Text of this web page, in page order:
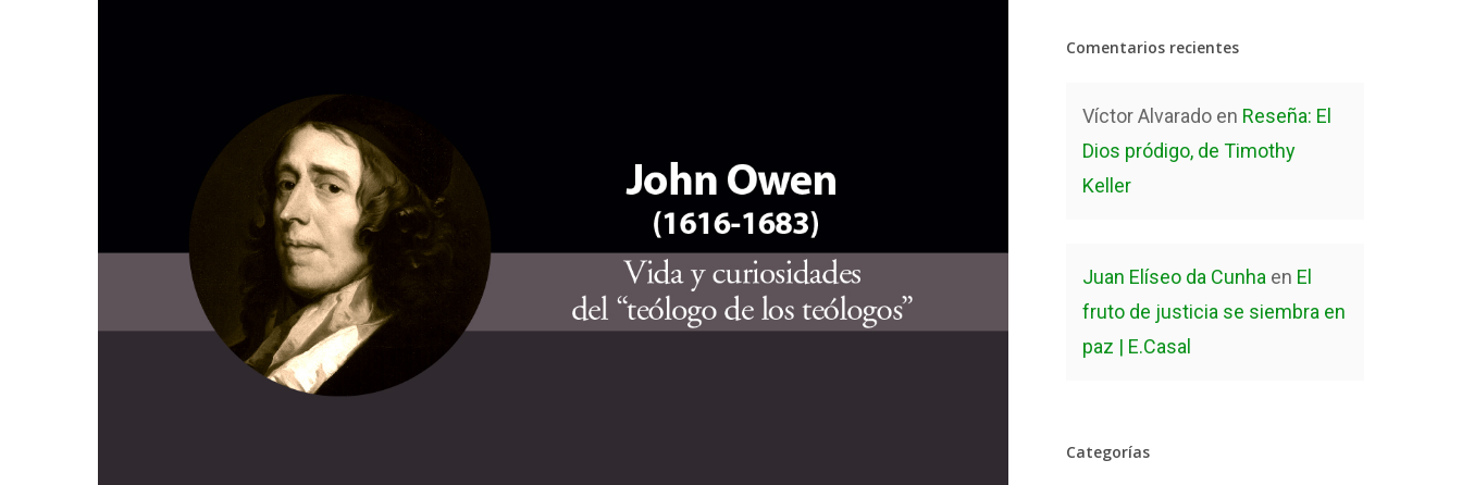
Comentarios recientes
Víctor Alvarado en Reseña: El
Dios pródigo, de Timothy
Keller
Juan Elíseo da Cunha en El
fruto de justicia se siembra en
paz | E.Casal
Categorías